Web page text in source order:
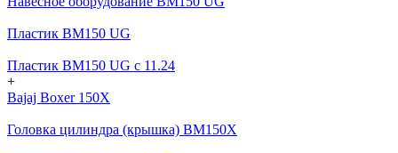
Пластик BM150 UG
Пластик BM150 UG c 11.24
+
Bajaj Boxer 150X
Головка цилиндра (крышка) BM150X